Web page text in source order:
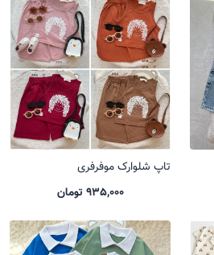
تاپ شلوارک موفرفری
935,000 تومان